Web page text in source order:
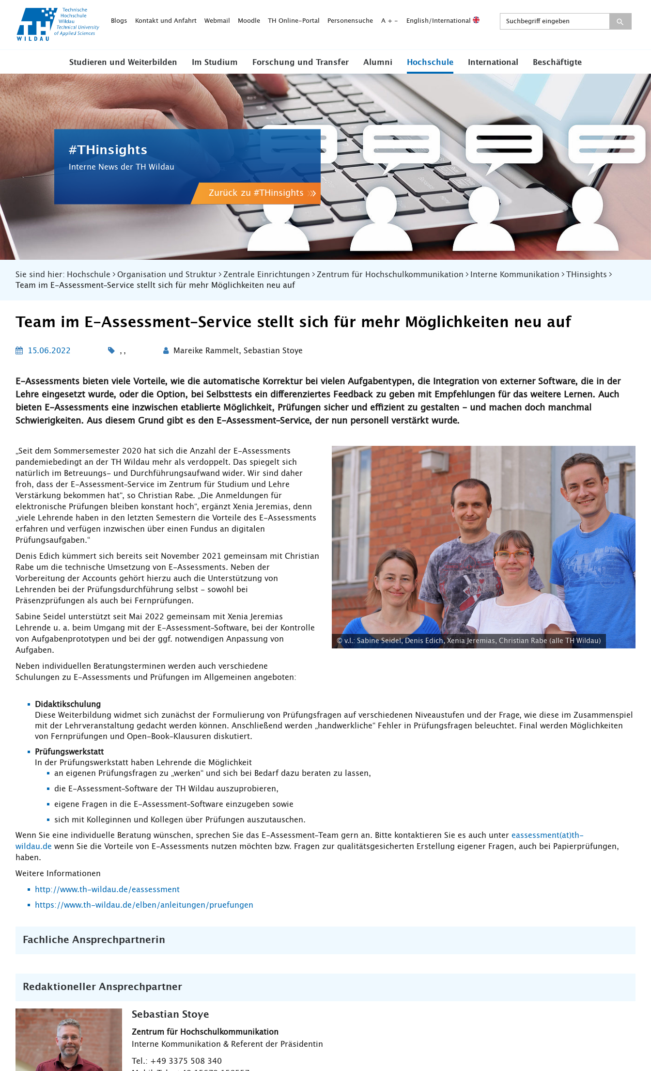
WildauBlogs Kontakt und Anfahrt Webmail Moodle TH Online-Portal Personensuche A + - English/International
Studieren und Weiterbilden Im Studium Forschung und Transfer Alumni Hochschule International Beschäftigte
#THinsights
Interne News der TH Wildau
Zurück zu #THinsights
Sie sind hier: Hochschule Organisation und Struktur Zentrale Einrichtungen Zentrum für Hochschulkommunikation Interne Kommunikation
THinsights
Team im E-Assessment-Service stellt sich für mehr Möglichkeiten neu auf
Team im E-Assessment-Service stellt sich für mehr Möglichkeiten neu auf
15.06.2022 , , Mareike Rammelt, Sebastian Stoye
E-Assessments bieten viele Vorteile, wie die automatische Korrektur bei vielen Aufgabentypen, die Integration von externer Software, die in der
Lehre eingesetzt wurde, oder die Option, bei Selbsttests ein differenziertes Feedback zu geben mit Empfehlungen für das weitere Lernen. Auch
bieten E-Assessments eine inzwischen etablierte Möglichkeit, Prüfungen sicher und effizient zu gestalten - und machen doch manchmal
Schwierigkeiten. Aus diesem Grund gibt es den E-Assessment-Service, der nun personell verstärkt wurde.
„Seit dem Sommersemester 2020 hat sich die Anzahl der E-Assessments
pandemiebedingt an der TH Wildau mehr als verdoppelt. Das spiegelt sich
natürlich im Betreuungs- und Durchführungsaufwand wider. Wir sind daher
froh, dass der E-Assessment-Service im Zentrum für Studium und Lehre
Verstärkung bekommen hat“, so Christian Rabe. „Die Anmeldungen für
elektronische Prüfungen bleiben konstant hoch“, ergänzt Xenia Jeremias, denn
„viele Lehrende haben in den letzten Semestern die Vorteile des E-Assessments
erfahren und verfügen inzwischen über einen Fundus an digitalen
Prüfungsaufgaben.“
Denis Edich kümmert sich bereits seit November 2021 gemeinsam mit Christian
Rabe um die technische Umsetzung von E-Assessments. Neben der
Vorbereitung der Accounts gehört hierzu auch die Unterstützung von
Lehrenden bei der Prüfungsdurchführung selbst - sowohl bei
Präsenzprüfungen als auch bei Fernprüfungen.
Sabine Seidel unterstützt seit Mai 2022 gemeinsam mit Xenia Jeremias
Lehrende u. a. beim Umgang mit der E-Assessment-Software, bei der Kontrolle
von Aufgabenprototypen und bei der ggf. notwendigen Anpassung von
Aufgaben.
Neben individuellen Beratungsterminen werden auch verschiedene
Schulungen zu E-Assessments und Prüfungen im Allgemeinen angeboten:
© v.l.: Sabine Seidel, Denis Edich, Xenia Jeremias, Christian Rabe (alle TH Wildau)
Didaktikschulung
Diese Weiterbildung widmet sich zunächst der Formulierung von Prüfungsfragen auf verschiedenen Niveaustufen und der Frage, wie diese im Zusammenspiel
mit der Lehrveranstaltung gedacht werden können. Anschließend werden „handwerkliche“ Fehler in Prüfungsfragen beleuchtet. Final werden Möglichkeiten
von Fernprüfungen und Open-Book-Klausuren diskutiert.
Prüfungswerkstatt
In der Prüfungswerkstatt haben Lehrende die Möglichkeit
an eigenen Prüfungsfragen zu „werken“ und sich bei Bedarf dazu beraten zu lassen,
die E-Assessment-Software der TH Wildau auszuprobieren,
eigene Fragen in die E-Assessment-Software einzugeben sowie
sich mit Kolleginnen und Kollegen über Prüfungen auszutauschen.
Wenn Sie eine individuelle Beratung wünschen, sprechen Sie das E-Assessment-Team gern an. Bitte kontaktieren Sie es auch unter eassessment(at)th-
wildau.de wenn Sie die Vorteile von E-Assessments nutzen möchten bzw. Fragen zur qualitätsgesicherten Erstellung eigener Fragen, auch bei Papierprüfungen,
haben.
Weitere Informationen
http://www.th-wildau.de/eassessment
https://www.th-wildau.de/elben/anleitungen/pruefungen
Fachliche Ansprechpartnerin
Redaktioneller Ansprechpartner
Sebastian Stoye
Zentrum für Hochschulkommunikation
Interne Kommunikation & Referent der Präsidentin
Tel.: +49 3375 508 340